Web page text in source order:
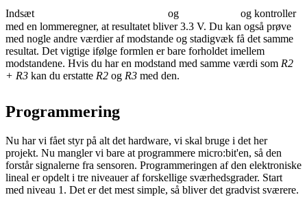
Indsæt og
og kontroller
med en lommeregner, at resultatet bliver 3.3 V. Du kan også prøve
med nogle andre værdier af modstande og stadigvæk få det samme
resultat. Det vigtige ifølge formlen er bare forholdet imellem
modstandene. Hvis du har en modstand med samme værdi som R2
+ R3 kan du erstatte R2 og R3 med den.
Programmering
Nu har vi fået styr på alt det hardware, vi skal bruge i det her
projekt. Nu mangler vi bare at programmere micro:bit'en, så den
forstår signalerne fra sensoren. Programmeringen af den elektroniske
lineal er opdelt i tre niveauer af forskellige sværhedsgrader. Start
med niveau 1. Det er det mest simple, så bliver det gradvist sværere.